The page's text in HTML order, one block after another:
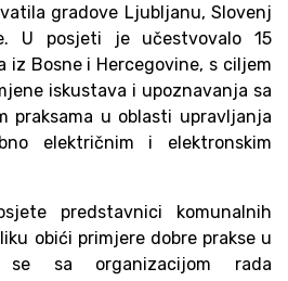
gradove Ljubljanu, Slovenj
U posjeti je učestvovalo 15
iz Bosne i Hercegovine, s ciljem
iskustava i upoznavanja sa
praksama u oblasti upravljanja
električnim i elektronskim
predstavnici komunalnih
obići primjere dobre prakse u
se sa organizacijom rada